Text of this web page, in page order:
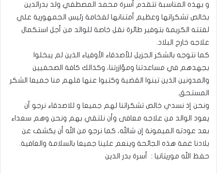
و بهذه المناسبة تتقدم أسرة محمد المصطفي ولد بدرالدين
بخالص تشكراتها وعظيم أمتنانها لفخامة رئيس الجمهورية علي
لفتته الكريمة بتوفير طائرة نقل خاصة للوالد من أجل استكمال
علاجه خارج البلاد.
كما نتوجه بالشكر الجزيل للأصدقاء الأوفياء الذين لم يبخلوا
بجهدهم في مساعدتنا ومؤازرتنا، وكذالك كافة الصحفيين
والمدونين الذين تبنوا القضية وكتبوا عنها فلهم منا جميعا الشكر
المستحق.
ونحن إذ نسدي خالص تشكراتنا لهم جميعا و للاصدقاء نرجو أن
يعود الوالد من علاجه معافى وأن نلتقي بهم ونحن وهم سعداء
بعد عودته الميمونة إن شالله، كما نرجو من الله أن يكشف عن
بلادنا غمة هذه الجائحة وينعم علينا جميعا بالسلامة والعافية.
حفظ الله موريتانيا : أسرة بدر الدين